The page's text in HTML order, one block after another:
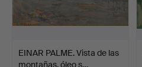
EINAR PALME. Vista de las
montañas, óleo s…